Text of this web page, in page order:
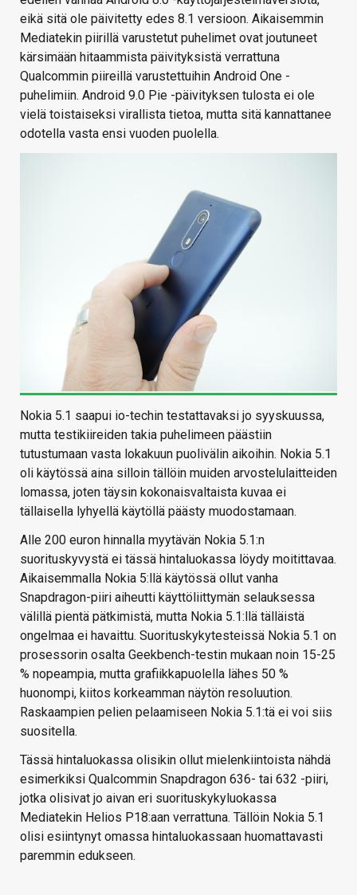
eikä sitä ole päivitetty edes 8.1 versioon. Aikaisemmin
Mediatekin piirillä varustetut puhelimet ovat joutuneet
kärsimään hitaammista päivityksistä verrattuna
Qualcommin piireillä varustettuihin Android One -
puhelimiin. Android 9.0 Pie -päivityksen tulosta ei ole
vielä toistaiseksi virallista tietoa, mutta sitä kannattanee
odotella vasta ensi vuoden puolella.
Nokia 5.1 saapui io-techin testattavaksi jo syyskuussa,
mutta testikiireiden takia puhelimeen päästiin
tutustumaan vasta lokakuun puolivälin aikoihin. Nokia 5.1
oli käytössä aina silloin tällöin muiden arvostelulaitteiden
lomassa, joten täysin kokonaisvaltaista kuvaa ei
tällaisella lyhyellä käytöllä päästy muodostamaan.
Alle 200 euron hinnalla myytävän Nokia 5.1:n
suorituskyvystä ei tässä hintaluokassa löydy moitittavaa.
Aikaisemmalla Nokia 5:llä käytössä ollut vanha
Snapdragon-piiri aiheutti käyttöliittymän selauksessa
välillä pientä pätkimistä, mutta Nokia 5.1:llä tälläistä
ongelmaa ei havaittu. Suorituskykytesteissä Nokia 5.1 on
prosessorin osalta Geekbench-testin mukaan noin 15-25
% nopeampia, mutta grafiikkapuolella lähes 50 %
huonompi, kiitos korkeamman näytön resoluution.
Raskaampien pelien pelaamiseen Nokia 5.1:tä ei voi siis
suositella.
Tässä hintaluokassa olisikin ollut mielenkiintoista nähdä
esimerkiksi Qualcommin Snapdragon 636- tai 632 -piiri,
jotka olisivat jo aivan eri suorituskykyluokassa
Mediatekin Helios P18:aan verrattuna. Tällöin Nokia 5.1
olisi esiintynyt omassa hintaluokassaan huomattavasti
paremmin edukseen.